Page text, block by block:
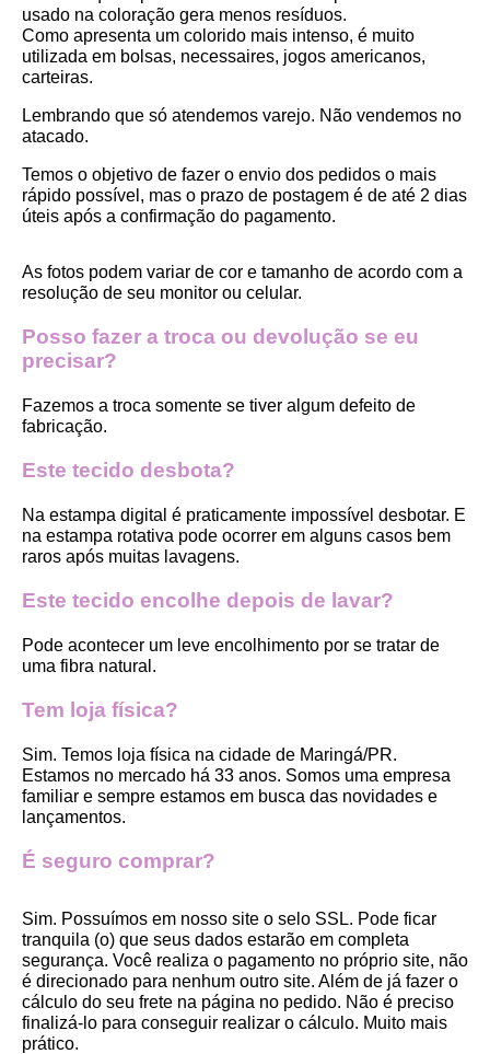
usado na coloração gera menos resíduos.
Como apresenta um colorido mais intenso, é muito
utilizada em bolsas, necessaires, jogos americanos,
carteiras.
Lembrando que só atendemos varejo. Não vendemos no
atacado.
Temos o objetivo de fazer o envio dos pedidos o mais
rápido possível, mas o prazo de postagem é de até 2 dias
úteis após a confirmação do pagamento.
As fotos podem variar de cor e tamanho de acordo com a
resolução de seu monitor ou celular.
Posso fazer a troca ou devolução se eu
precisar?
Fazemos a troca somente se tiver algum defeito de
fabricação.
Este tecido desbota?
Na estampa digital é praticamente impossível desbotar. E
na estampa rotativa pode ocorrer em alguns casos bem
raros após muitas lavagens.
Este tecido encolhe depois de lavar?
Pode acontecer um leve encolhimento por se tratar de
uma fibra natural.
Tem loja física?
Sim. Temos loja física na cidade de Maringá/PR.
Estamos no mercado há 33 anos. Somos uma empresa
familiar e sempre estamos em busca das novidades e
lançamentos.
É seguro comprar?
Sim. Possuímos em nosso site o selo SSL. Pode ficar
tranquila (o) que seus dados estarão em completa
segurança. Você realiza o pagamento no próprio site, não
é direcionado para nenhum outro site. Além de já fazer o
cálculo do seu frete na página no pedido. Não é preciso
finalizá-lo para conseguir realizar o cálculo. Muito mais
prático.